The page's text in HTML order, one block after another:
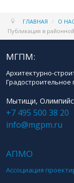
ГЛАВНАЯ / О
Публикация в
МГПМ:
Архитектурно-
Мытищи,
+7 495 500 38 20
info@mgpm.ru
АПМО
Ассоциация